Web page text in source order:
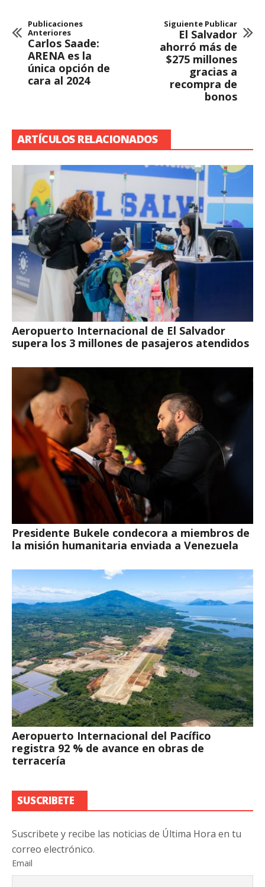
Publicaciones
Anteriores
Carlos Saade:
ARENA es la
única opción de
cara al 2024
Siguiente Publicar
El Salvador
ahorró más de
$275 millones
gracias a
recompra de
bonos
ARTÍCULOS RELACIONADOS
Aeropuerto Internacional de El Salvador
supera los 3 millones de pasajeros atendidos
Presidente Bukele condecora a miembros de
la misión humanitaria enviada a Venezuela
Aeropuerto Internacional del Pacífico
registra 92 % de avance en obras de
terracería
SUSCRIBETE
Suscribete y recibe las noticias de Última Hora en tu
correo electrónico.
Email